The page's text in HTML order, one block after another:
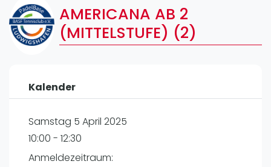
Verschiedenes
Veranstaltungen
Playtomic
Ranking
Männer
Frauen
AMERICANA AB 2
(MITTELSTUFE) (2)
Kalender
Samstag 5 April 2025
10:00 - 12:30
Anmeldezeitraum: